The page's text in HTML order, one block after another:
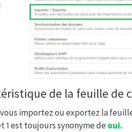
de la feuille de
importez ou exportez la
1 est toujours synonyme de oui.